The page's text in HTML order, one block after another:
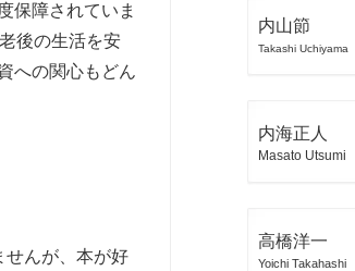
保障されていま
後の生活を安
への関心もどん
せんが、本が好
内山節
Takashi Uchiyama
内海正人
Masato Utsumi
高橋洋一
Yoichi Takahashi